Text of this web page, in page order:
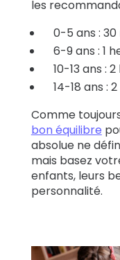
les
0-5 ans :
6-9 ans : 1
10-13 ans :
14-18 ans :
Comme
bon équilibre
absolue ne
mais basez
enfants, leurs
personnalité.